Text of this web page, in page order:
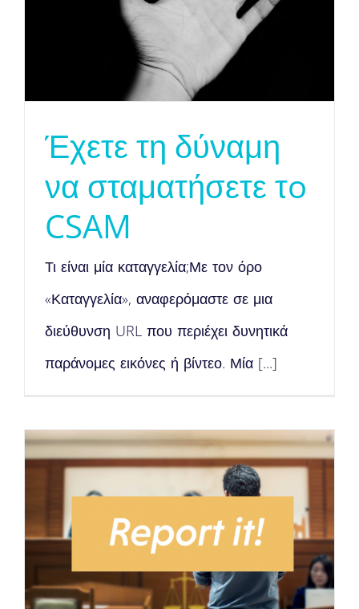
Έχετε τη δύναμη
να σταματήσετε τo
CSAM
Τι είναι μία καταγγελία;Με τον όρο
«Καταγγελία», αναφερόμαστε σε μια
διεύθυνση URL που περιέχει δυνητικά
παράνομες εικόνες ή βίντεο. Μία [...]